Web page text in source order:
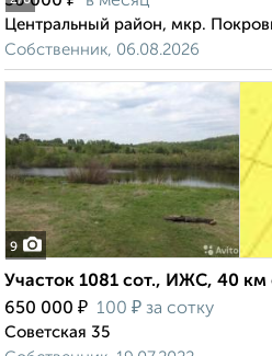
Центральный район, мкр.
Собственник, 06.08.2026
9
Участок 1081 сот., ИЖС, 40 км
650 000 ₽ 100 ₽ за сотку
Советская 35